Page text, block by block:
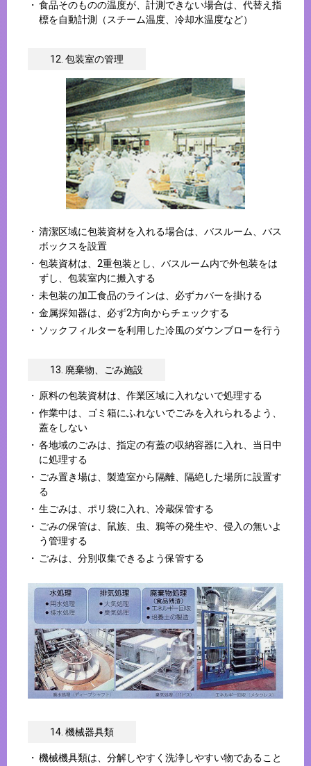
食品そのものの温度が、計測できない場合は、代替え指
標を自動計測（スチーム温度、冷却水温度など）
12. 包装室の管理
清潔区域に包装資材を入れる場合は、バスルーム、バス
ボックスを設置
包装資材は、2重包装とし、バスルーム内で外包装をは
ずし、包装室内に搬入する
未包装の加工食品のラインは、必ずカバーを掛ける
金属探知器は、必ず2方向からチェックする
ソックフィルターを利用した冷風のダウンブローを行う
13. 廃棄物、ごみ施設
原料の包装資材は、作業区域に入れないで処理する
作業中は、ゴミ箱にふれないでごみを入れられるよう、
蓋をしない
各地域のごみは、指定の有蓋の収納容器に入れ、当日中
に処理する
ごみ置き場は、製造室から隔離、隔絶した場所に設置す
る
生ごみは、ポリ袋に入れ、冷蔵保管する
ごみの保管は、鼠族、虫、鴉等の発生や、侵入の無いよ
う管理する
ごみは、分別収集できるよう保管する
14. 機械器具類
機械機具類は、分解しやすく洗浄しやすい物であること